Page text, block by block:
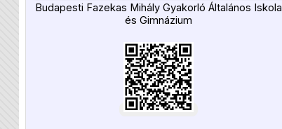
Budapesti Fazekas Mihály Gyakorló Általános Iskola
és Gimnázium